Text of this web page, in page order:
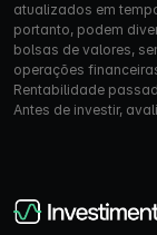
atualizados em
portanto, podem
bolsas de valores,
operações
Rentabilidade
Antes de investir,